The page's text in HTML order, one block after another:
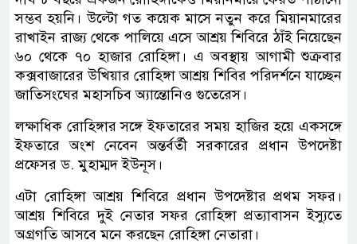
সম্ভব হয়নি। উল্টো গত কয়েক মাসে নতুন করে মিয়ানমারের
রাখাইন রাজ্য থেকে পালিয়ে এসে আশ্রয় শিবিরে ঠাঁই নিয়েছেন
৬০ থেকে ৭০ হাজার রোহিঙ্গা। এ অবস্থায় আগামী শুক্রবার
কক্সবাজারের উখিয়ার রোহিঙ্গা আশ্রয় শিবির পরিদর্শনে যাচ্ছেন
জাতিসংঘের মহাসচিব অ্যান্তোনিও গুতেরেস।
লক্ষাধিক রোহিঙ্গার সঙ্গে ইফতারের সময় হাজির হয়ে একসঙ্গে
ইফতারে অংশ নেবেন অন্তর্বর্তী সরকারের প্রধান উপদেষ্টা
প্রফেসর ড. মুহাম্মদ ইউনূস।
এটা রোহিঙ্গা আশ্রয় শিবিরে প্রধান উপদেষ্টার প্রথম সফর।
আশ্রয় শিবিরে দুই নেতার সফর রোহিঙ্গা প্রত্যাবাসন ইস্যুতে
অগ্রগতি আসবে মনে করছেন রোহিঙ্গা নেতারা।